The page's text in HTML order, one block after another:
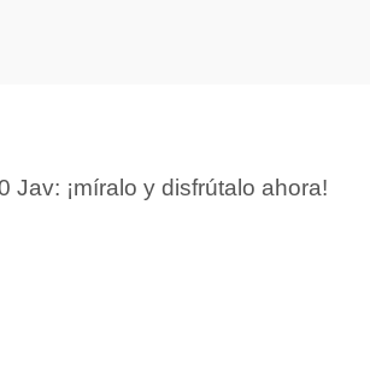
Jav: ¡míralo y disfrútalo ahora!